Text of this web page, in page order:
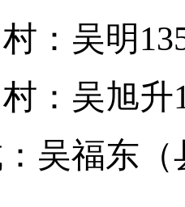
：吴明
：吴旭升
吴福东（